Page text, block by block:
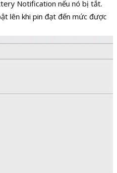
Notification nếu nó bị tắt.
lên khi pin đạt đến mức được